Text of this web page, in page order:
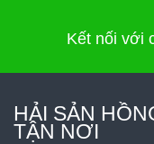
Kết nối với
HẢI SẢN
TẬN NƠI